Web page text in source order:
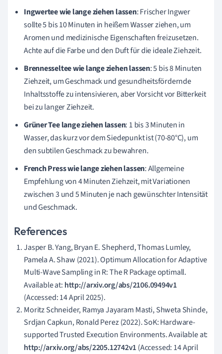
Ingwertee wie lange ziehen lassen: Frischer Ingwer
sollte 5 bis 10 Minuten in heißem Wasser ziehen, um
Aromen und medizinische Eigenschaften freizusetzen.
Achte auf die Farbe und den Duft für die ideale Ziehzeit.
Brennesseltee wie lange ziehen lassen: 5 bis 8 Minuten
Ziehzeit, um Geschmack und gesundheitsfördernde
Inhaltsstoffe zu intensivieren, aber Vorsicht vor Bitterkeit
bei zu langer Ziehzeit.
Grüner Tee lange ziehen lassen: 1 bis 3 Minuten in
Wasser, das kurz vor dem Siedepunkt ist (70-80°C), um
den subtilen Geschmack zu bewahren.
French Press wie lange ziehen lassen: Allgemeine
Empfehlung von 4 Minuten Ziehzeit, mit Variationen
zwischen 3 und 5 Minuten je nach gewünschter Intensität
und Geschmack.
References
Jasper B. Yang, Bryan E. Shepherd, Thomas Lumley,
Pamela A. Shaw (2021). Optimum Allocation for Adaptive
Multi-Wave Sampling in R: The R Package optimall.
Available at: http://arxiv.org/abs/2106.09494v1
(Accessed: 14 April 2025).
Moritz Schneider, Ramya Jayaram Masti, Shweta Shinde,
Srdjan Capkun, Ronald Perez (2022). SoK: Hardware-
supported Trusted Execution Environments. Available at:
http://arxiv.org/abs/2205.12742v1(Accessed: 14 April